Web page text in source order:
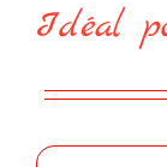
Idéal